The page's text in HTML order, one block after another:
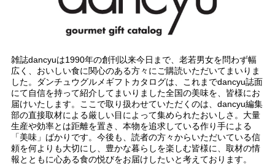
雑誌dancyuは1990年の創刊以来今日まで、老若男女を問わず幅
広く、おいしい食に関心のある方々にご購読いただいてまいりま
した。ダンチュウグルメギフトカタログは、これまでdancyu誌面
にて自信を持って紹介してまいりました全国の美味を、皆様にお
届けいたします。ここで取り扱わせていただくのは、dancyu編集
部の直接取材による厳しい目によって集められたおいしさ。大量
生産や効率とは距離を置き、本物を追求している作り手による
「美味」ばかりです。今後も、読者の方々からいただいている信
頼を何よりも大切にし、豊かな暮らしを楽しむ皆様に、取材の情
報とともに心ある食の悦びをお届けしたいと考えております。